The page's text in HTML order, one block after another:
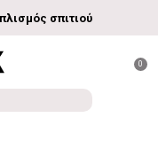
σπιτιού
0